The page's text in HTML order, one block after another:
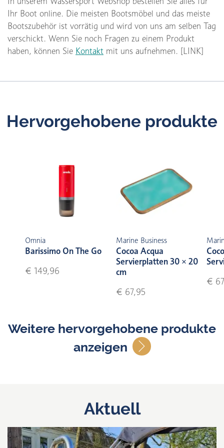
Ihr Boot online. Die meisten Bootsmöbel und das meiste
Bootszubehör ist vorrätig und wird von uns am selben Tag
verschickt. Wenn Sie noch Fragen zu einem Produkt
haben, können Sie Kontakt mit uns aufnehmen. [LINK]
Hervorgehobene produkte
Omnia
Barissimo On The Go
€ 149,96
Marine Business
Cocoa Acqua
Servierplatten 30 × 20
cm
€ 67,95
€
Weitere hervorgehobene produkte
anzeigen
Aktuell